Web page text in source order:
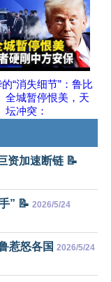
“消失细节”：鲁比
全城暂停恨美，天
坛冲突：
资加速断链 📝
” 📝 2026/5/24
惹怒各国 2026/5/24